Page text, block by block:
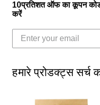
10प्रतिशत ऑफ का कूपन
करें
हमारे प्रोडक्ट्स